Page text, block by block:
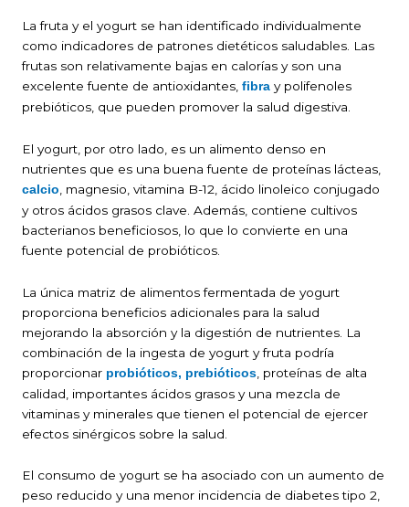
La fruta y el yogurt se han identificado individualmente
como indicadores de patrones dietéticos saludables. Las
frutas son relativamente bajas en calorías y son una
excelente fuente de antioxidantes, fibra y polifenoles
prebióticos, que pueden promover la salud digestiva.
El yogurt, por otro lado, es un alimento denso en
nutrientes que es una buena fuente de proteínas lácteas,
calcio , magnesio, vitamina B-12, ácido linoleico conjugado
y otros ácidos grasos clave. Además, contiene cultivos
bacterianos beneficiosos, lo que lo convierte en una
fuente potencial de probióticos.
La única matriz de alimentos fermentada de yogurt
proporciona beneficios adicionales para la salud
mejorando la absorción y la digestión de nutrientes. La
combinación de la ingesta de yogurt y fruta podría
proporcionar probióticos, prebióticos , proteínas de alta
calidad, importantes ácidos grasos y una mezcla de
vitaminas y minerales que tienen el potencial de ejercer
efectos sinérgicos sobre la salud.
El consumo de yogurt se ha asociado con un aumento de
peso reducido y una menor incidencia de diabetes tipo 2,